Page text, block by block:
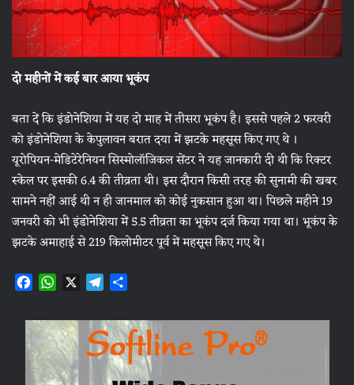
दो महीनों में कई बार आया भूकंप
बता दें कि इंडोनेशिया में यह दो माह में तीसरा भूकंप है। इससे पहले 2 फरवरी
को इंडोनेशिया के केपुलावन बरात दया में झटके महसूस किए गए थे ।
यूरोपियन-मेडिटेरेनियन सिस्मोलॉजिकल सेंटर ने यह जानकारी दी थी कि रिक्टर
स्केल पर इसकी 6.4 की तीव्रता थी। इस दौरान किसी तरह की सुनामी की खबर
सामने नहीं आई थी न ही जानमाल को कोई नुकसान हुआ था। पिछले महीने 19
जनवरी को भी इंडोनेशिया में 5.5 तीव्रता का भूकंप दर्ज किया गया था। भूकंप के
झटके अमाहाई से 219 किलोमीटर पूर्व में महसूस किए गए थे।
F
c
e
b
o
W
a
t
s
A
X T
l
e
g
r
a
r
e